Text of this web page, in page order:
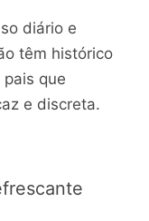
diário e
têm histórico
que
e discreta.